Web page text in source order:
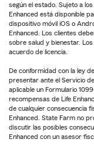
según el estado. Sujeto a
Enhanced está disponible
dispositivo móvil iOS o
Enhanced. Los clientes
sobre salud y bienestar.
acuerdo de licencia.
De conformidad con la ley
presentar ante el Servicio
aplicable un Formulario
recompensas de Life
de cualquier consecuencia
Enhanced. State Farm no
discutir las posibles
Enhanced con un asesor